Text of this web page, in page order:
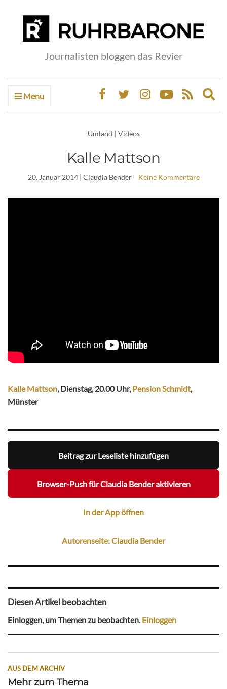
Journalisten bloggen das Revier
Menu
Umland | Videos
Kalle Mattson
20. Januar 2014| Claudia Bender Keine Kommentare
Kalle Mattson, Dienstag, 20.00 Uhr,Pension Schmidt,
Münster
Beitrag zur Leseliste hinzufügen
Browser-Push für Claudia Bender aktivieren
In der App öffnen
Autorenseite: Claudia Bender
Diesen Artikel beobachten
Einloggen, um Themen zu beobachten.Einloggen
AUS DEM ARCHIV
Mehr zum Thema